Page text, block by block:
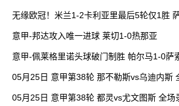
无缘欧冠！米兰1-2卡利亚里最后5轮仅1胜
意甲-邦达攻入唯一进球 莱切1-0热那亚
意甲-佩莱格里诺头球破门制胜 帕尔马1-0萨
05月25日 意甲第38轮 那不勒斯vs乌迪内斯
05月25日 意甲第38轮 都灵vs尤文图斯 全场